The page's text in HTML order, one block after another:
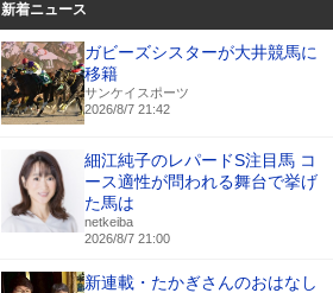
新着ニュース
ガビーズシスターが大井競馬に
移籍
サンケイスポーツ
2026/8/7 21:42
細江純子のレパードS注目馬 コ
ース適性が問われる舞台で挙げ
た馬は
netkeiba
2026/8/7 21:00
新連載・たかぎさんのおはなし